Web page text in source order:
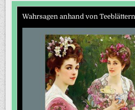
Wahrsagen anhand von Teeblättern